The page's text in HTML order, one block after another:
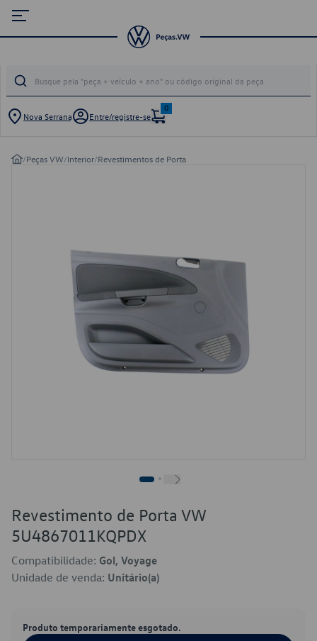
Nova Serrana Entre/registre-se
0
/Peças VW/Interior/Revestimentos de Porta
Revestimento de Porta VW
5U4867011KQPDX
Compatibilidade: Gol, Voyage
Unidade de venda: Unitário(a)
Produto temporariamente esgotado.